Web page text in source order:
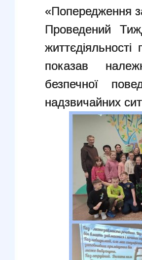
«Попередження
Проведений
показав
безпечної
надзвичайних